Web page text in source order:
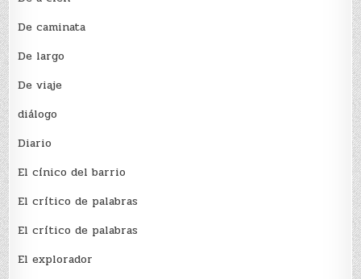
De caminata
De largo
De viaje
diálogo
Diario
El cínico del barrio
El crí­tico de palabras
El crí­tico de palabras
El explorador